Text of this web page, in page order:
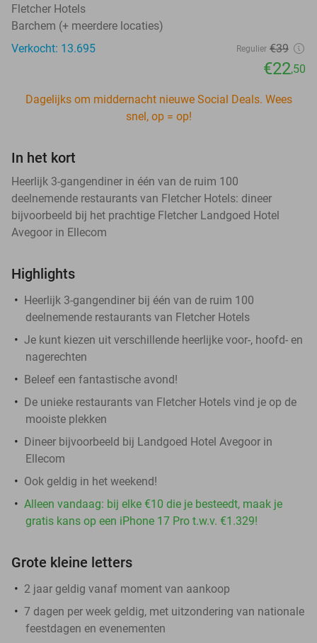
Fletcher Hotels
Barchem (+ meerdere locaties)
Verkocht: 13.695
Regulier €39
€22,50
Dagelijks om middernacht nieuwe Social Deals. Wees
snel, op = op!
In het kort
Heerlijk 3-gangendiner in één van de ruim 100
deelnemende restaurants van Fletcher Hotels: dineer
bijvoorbeeld bij het prachtige Fletcher Landgoed Hotel
Avegoor in Ellecom
Highlights
Heerlijk 3-gangendiner bij één van de ruim 100
deelnemende restaurants van Fletcher Hotels
Je kunt kiezen uit verschillende heerlijke voor-, hoofd- en
nagerechten
Beleef een fantastische avond!
De unieke restaurants van Fletcher Hotels vind je op de
mooiste plekken
Dineer bijvoorbeeld bij Landgoed Hotel Avegoor in
Ellecom
Ook geldig in het weekend!
Alleen vandaag: bij elke €10 die je besteedt, maak je
gratis kans op een iPhone 17 Pro t.w.v. €1.329!
Grote kleine letters
2 jaar geldig vanaf moment van aankoop
7 dagen per week geldig, met uitzondering van nationale
feestdagen en evenementen